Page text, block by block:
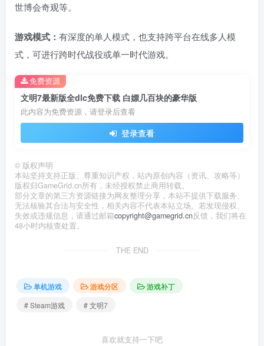
世博会奇观等。
游戏模式： 有深度的单人模式，也支持跨平台在线多人模
式，可进行跨时代战役或单一时代游戏。
文明7最新版全dlc免费下载 白嫖几百块的豪华版
此内容为免费资源，请登录后查看
登录查看
免费资源
© 版权声明
本站坚持支持正版、尊重知识产权，站内原创内容（资讯、攻略等）
版权归GameGrid.cn所有，未经授权禁止商用转载。
部分文章的第三方资源链接为网友整理分享，本站不提供下载服务、
无法核验其合法与安全性，相关内容不代表本站立场。若发现侵权、
失效或违规信息，请通过邮箱copyright@gamegrid.cn反馈，我们将在
48小时内核查处置。
THE END
单机游戏 游戏分区
游戏补丁
# Steam游戏
# 文明7
喜欢就支持一下吧